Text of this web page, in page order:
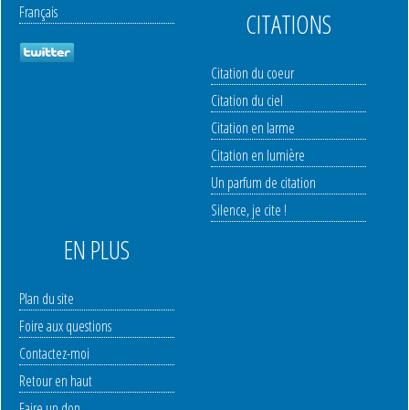
Français
CITATIONS
Citation du coeur
Citation du ciel
Citation en larme
Citation en lumière
Un parfum de citation
Silence, je cite !
EN PLUS
Plan du site
Foire aux questions
Contactez-moi
Retour en haut